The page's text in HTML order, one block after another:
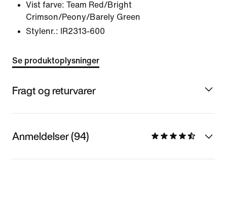
Vist farve: Team Red/Bright
Crimson/Peony/Barely Green
Stylenr.:
IR2313-600
Se produktoplysninger
Fragt og returvarer
Anmeldelser (94)